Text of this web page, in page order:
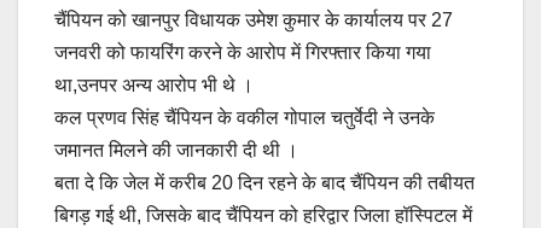
चैंपियन को खानपुर विधायक उमेश कुमार के कार्यालय पर 27
जनवरी को फायरिंग करने के आरोप में गिरफ्तार किया गया
था,उनपर अन्य आरोप भी थे ।
कल प्रणव सिंह चैंपियन के वकील गोपाल चतुर्वेदी ने उनके
जमानत मिलने की जानकारी दी थी ।
बता दे कि जेल में करीब 20 दिन रहने के बाद चैंपियन की तबीयत
बिगड़ गई थी, जिसके बाद चैंपियन को हरिद्वार जिला हॉस्पिटल में